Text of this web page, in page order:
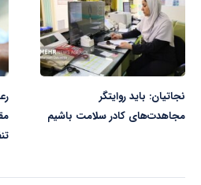
نجاتیان: باید روایتگر
مجاهدت‌های کادر سلامت باشیم